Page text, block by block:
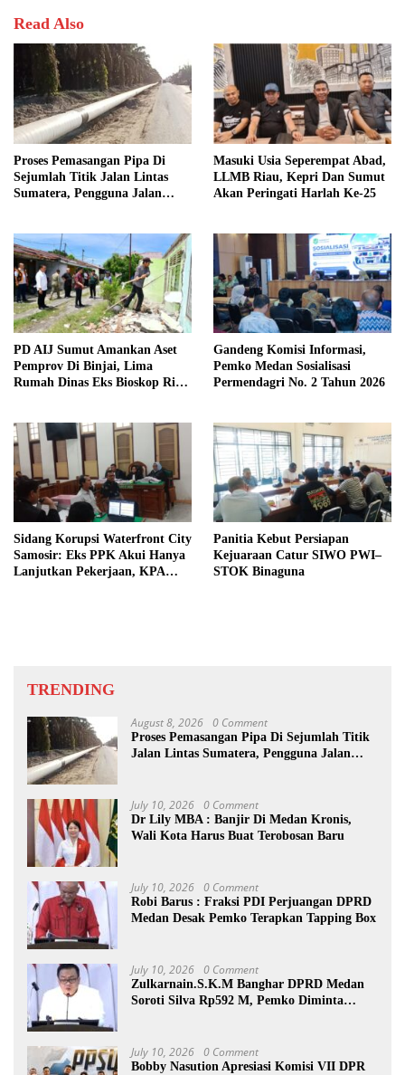
Read Also
Proses Pemasangan Pipa Di
Sejumlah Titik Jalan Lintas
Sumatera, Pengguna Jalan
Masuki Usia Seperempat Abad,
LLMB Riau, Kepri Dan Sumut
Akan Peringati Harlah Ke-25
PD AIJ Sumut Amankan Aset
Pemprov Di Binjai, Lima
Rumah Dinas Eks Bioskop Ria
Gandeng Komisi Informasi,
Pemko Medan Sosialisasi
Permendagri No. 2 Tahun 2026
Sidang Korupsi Waterfront City
Samosir: Eks PPK Akui Hanya
Lanjutkan Pekerjaan, KPA
Panitia Kebut Persiapan
Kejuaraan Catur SIWO PWI–
STOK Binaguna
TRENDING
August 8, 2026 0 Comment
Proses Pemasangan Pipa Di Sejumlah Titik
Jalan Lintas Sumatera, Pengguna Jalan
July 10, 2026 0 Comment
Dr Lily MBA : Banjir Di Medan Kronis,
Wali Kota Harus Buat Terobosan Baru
July 10, 2026 0 Comment
Robi Barus : Fraksi PDI Perjuangan DPRD
Medan Desak Pemko Terapkan Tapping Box
July 10, 2026 0 Comment
Zulkarnain.S.K.M Banghar DPRD Medan
Soroti Silva Rp592 M, Pemko Diminta
July 10, 2026 0 Comment
Bobby Nasution Apresiasi Komisi VII DPR